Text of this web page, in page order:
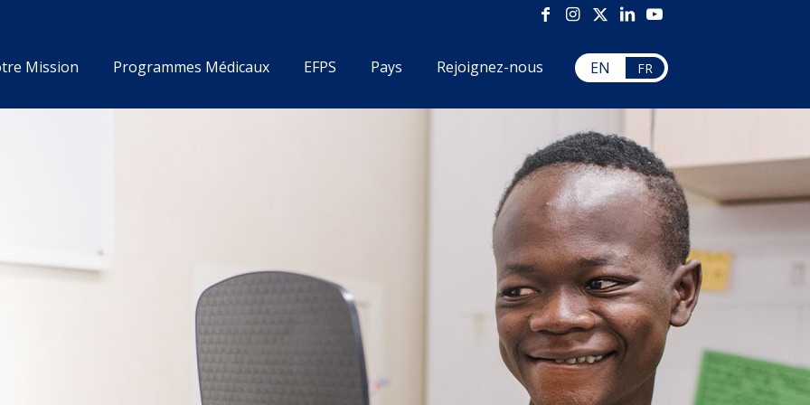
Mission Programmes Médicaux EFPS Pays Rejoignez-nous EN FR